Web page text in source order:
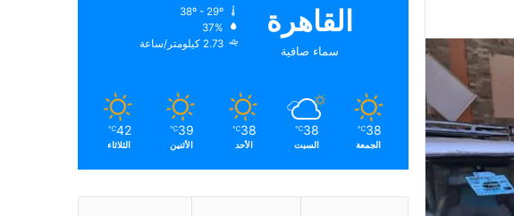
القاهرة
سماء صافية
37%
2.73 كيلومتر/ساعة
38
℃
الجمعة
38
℃
السبت
38
℃
الأحد
39
℃
الأثنين
42
℃
الثلاثاء